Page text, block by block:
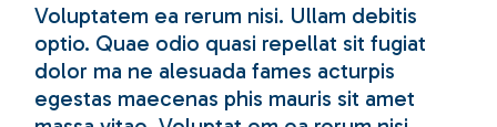
Voluptatem ea rerum nisi. Ullam debitis
optio. Quae odio quasi repellat sit fugiat
dolor ma ne alesuada fames acturpis
egestas maecenas phis mauris sit amet